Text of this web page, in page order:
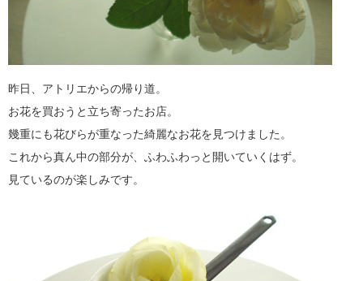
昨日、アトリエからの帰り道。
お花を買おうと立ち寄ったお店。
幾重にも花びらが重なった綺麗なお花を見つけました。
これから真ん中の部分が、ふわふわっと開いていくはず。
見ているのが楽しみです。